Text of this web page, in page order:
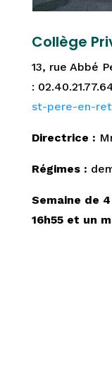
Collège
13, rue Abbé
:
st-pere-en-
Directrice :
Régimes :
Semaine de
16h55 et un